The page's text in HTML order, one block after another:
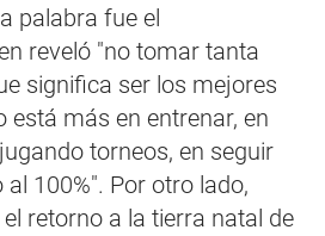
palabra fue el
reveló "no tomar tanta
significa ser los mejores
está más en entrenar, en
torneos, en seguir
100%". Por otro lado,
retorno a la tierra natal de